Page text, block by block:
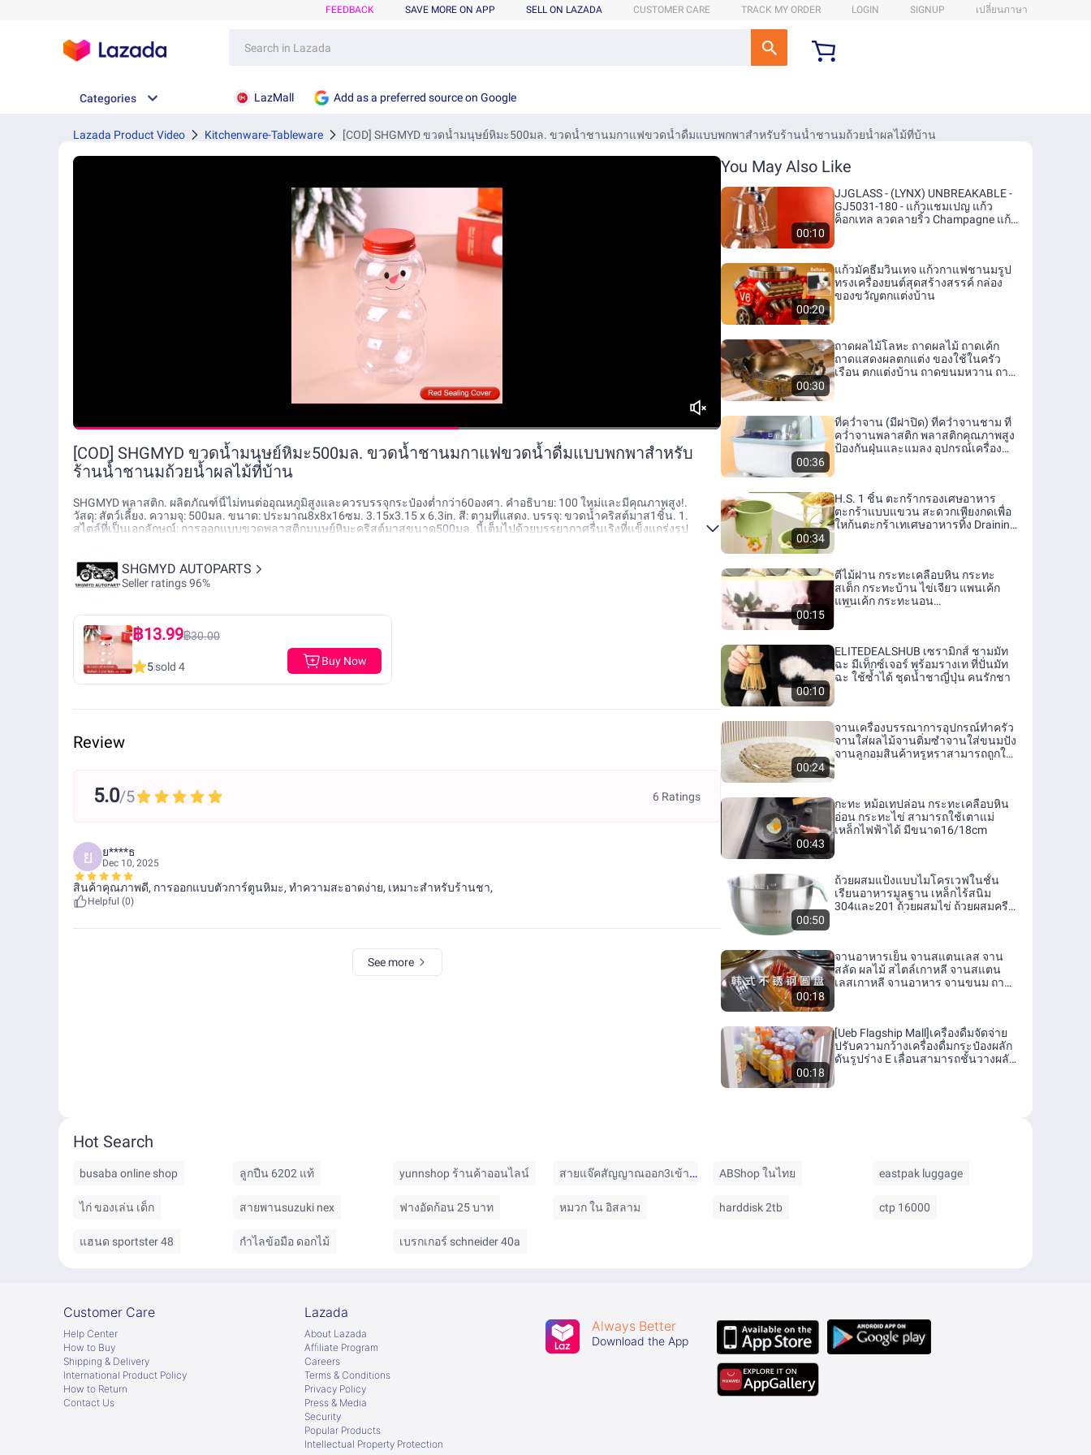
FEEDBACK SAVE MORE ON APP SELL ON LAZADA CUSTOMER CARE TRACK MY ORDER LOGIN SIGNUP เปลี่ยนภาษา
Categories LazMall Add as a preferred source on Google
Lazada Product Video Kitchenware-Tableware [COD] SHGMYD ขวดน้ำมนุษย์หิมะ500มล. ขวดน้ำชานมกาแฟขวดน้ำดื่มแบบพกพาสำหรับร้านน้ำชานมถ้วยน้ำผลไม้ที่บ้าน
[COD] SHGMYD ขวดน้ำมนุษย์หิมะ500มล. ขวดน้ำชานมกาแฟขวดน้ำดื่มแบบพกพาสำหรับ
ร้านน้ำชานมถ้วยน้ำผลไม้ที่บ้าน
SHGMYD พลาสติก. ผลิตภัณฑ์นี้ไม่ทนต่ออุณหภูมิสูงและควรบรรจุกระป๋องต่ำกว่า60องศา. คำอธิบาย: 100 ใหม่และมีคุณภาพสูง!.
วัสดุ: สัตว์เลี้ยง. ความจุ: 500มล. ขนาด: ประมาณ8x8x16ซม. 3.15x3.15 x 6.3in. สี: ตามที่แสดง. บรรจุ: ขวดน้ำคริสต์มาส1ชิ้น. 1.
สไตล์ที่เป็นเอกลักษณ์: การออกแบบขวดพลาสติกมนุษย์หิมะคริสต์มาสขนาด500มล. นี้เต็มไปด้วยบรรยากาศรื่นเริงที่แข็งแกร่งรูป
รั่วช่วยให้คุณใช้งานได้ง่ายขึ้น. 3. ความจุที่เหมาะสม: ความจุ500มล. ไม่เพียงแต่ตอบสนองความต้องการน้ำดื่มประจำวันของคุณแต่
ยังเหมาะสำหรับการพกพาท่องเที่ยวหรือเล่นกีฬาพกพาได้สะดวกมาก. 4. ของขวัญสุดเพอร์เฟกต์: ขวดพลาสติกตุ๊กตาหิมะคริสต์มาสนี้
ยังเป็นตัวเลือกของขวัญที่ดีไม่ว่าจะเป็นของเด็กเพื่อนหรือครอบครัวมันจะสร้างความประหลาดใจให้กับวันหยุดของพวกเขา. 5. เรียบ
SHGMYD AUTOPARTS
Seller ratings 96%
฿13.99฿30.00
5sold 4 Buy Now
Review
5.0/5 6 Ratings
ย ย****ธ
Dec 10, 2025
สินค้าคุณภาพดี, การออกแบบตัวการ์ตูนหิมะ, ทำความสะอาดง่าย, เหมาะสำหรับร้านชา,
Helpful (0)
See more
You May Also Like
00:10
JJGLASS - (LYNX) UNBREAKABLE -
GJ5031-180 - แก้วแชมเปญ แก้ว
ค็อกเทล ลวดลายริ้ว Champagne แก้ว
00:20
แก้วมัคธีมวินเทจ แก้วกาแฟชานมรูป
ทรงเครื่องยนต์สุดสร้างสรรค์ กล่อง
ของขวัญตกแต่งบ้าน
00:30
ถาดผลไม้โลหะ ถาดผลไม้ ถาดเค้ก
ถาดแสดงผลตกแต่ง ของใช้ในครัว
เรือน ตกแต่งบ้าน ถาดขนมหวาน ถาด
00:36
ที่คว่ำจาน (มีฝาปิด) ที่คว่ำจานชาม ที่
คว่ำจานพลาสติก พลาสติกคุณภาพสูง
ป้องกันฝุ่นและแมลง อุปกรณ์เครื่อง
00:34
H.S. 1 ชิ้น ตะกร้ากรองเศษอาหาร
ตะกร้าแบบแขวน สะดวกเพียงกดเพื่อ
ใหก้นตะกร้าเทเศษอาหารทิ้ง Draining
00:15
ตีไม้ฝาน กระทะเคลือบหิน กระทะ
สเต็ก กระทะบ้าน ไข่เจียว แพนเค้ก
แพนเค้ก กระทะนอน
00:10
ELITEDEALSHUB เซรามิกส์ ชามมัท
ฉะ มีเท็กซ์เจอร์ พร้อมรางเท ที่ปั่นมัท
ฉะ ใช้ซ้ำได้ ชุดน้ำชาญี่ปุ่น คนรักชา
00:24
จานเครื่องบรรณาการอุปกรณ์ทำครัว
จานใส่ผลไม้จานติ่มซำจานใส่ขนมปัง
จานลูกอมสินค้าหรูหราสามารถถูกใช้
สำหรับเด็กและผู้ใหญ่
00:43
กะทะ หม้อเทปล่อน กระทะเคลือบหิน
อ่อน กระทะไข่ สามารถใช้เตาแม่
เหล็กไฟฟ้าได้ มีขนาด16/18cm
00:50
ถ้วยผสมแป้งแบบไมโครเวฟในชั้น
เรียนอาหารมูลฐาน เหล็กไร้สนิม
304และ201 ถ้วยผสมไข่ ถ้วยผสมครีม
00:18
จานอาหารเย็น จานสแตนเลส จาน
สลัด ผลไม้ สไตล์เกาหลี จานสแตน
เลสเกาหลี จานอาหาร จานขนม ถาด
00:18
[Ueb Flagship Mall]เครื่องดื่มจัดจ่าย
ปรับความกว้างเครื่องดื่มกระป๋องผลัก
ดันรูปร่าง E เลื่อนสามารถชั้นวางผลัก
Hot Search
busaba online shop ลูกปืน 6202 แท้ yunnshop ร้านค้าออนไลน์ สายแจ๊คสัญญาณออก3เข้า3 ABShop ในไทย eastpak luggage
ไก่ ของเล่น เด็ก สายพานsuzuki nex ฟางอัดก้อน 25 บาท หมวก ใน อิสลาม harddisk 2tb ctp 16000
แฮนด sportster 48 กำไลข้อมือ ดอกไม้ เบรกเกอร์ schneider 40a
Customer Care
Help Center
How to Buy
Shipping & Delivery
International Product Policy
How to Return
Contact Us
Lazada
About Lazada
Afﬁliate Program
Careers
Terms & Conditions
Privacy Policy
Press & Media
Security
Popular Products
Intellectual Property Protection
Always Better
Download the App